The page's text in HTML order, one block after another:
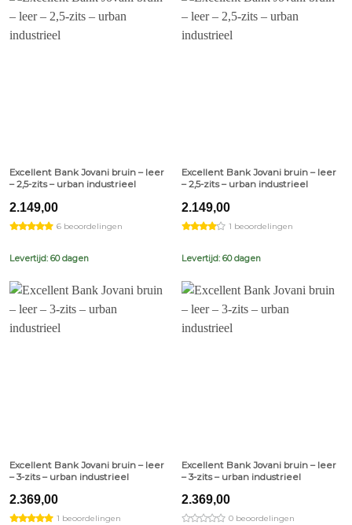
Excellent Bank Jovani bruin – leer
– 2,5-zits – urban industrieel
2.149,00
6 beoordelingen
Levertijd: 60 dagen
Excellent Bank Jovani bruin – leer
– 2,5-zits – urban industrieel
2.149,00
1 beoordelingen
Levertijd: 60 dagen
Excellent Bank Jovani bruin – leer
– 3-zits – urban industrieel
2.369,00
1 beoordelingen
Excellent Bank Jovani bruin – leer
– 3-zits – urban industrieel
2.369,00
0 beoordelingen